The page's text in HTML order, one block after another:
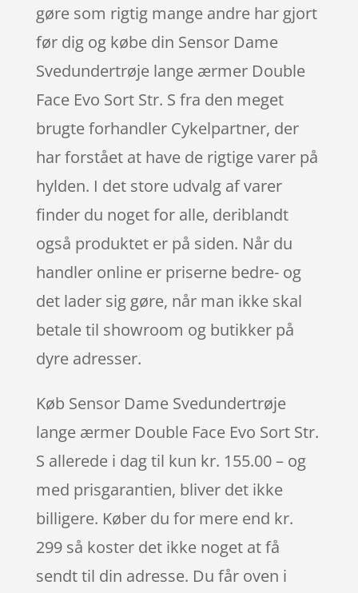
gøre som rigtig mange andre har gjort
før dig og købe din Sensor Dame
Svedundertrøje lange ærmer Double
Face Evo Sort Str. S fra den meget
brugte forhandler Cykelpartner, der
har forstået at have de rigtige varer på
hylden. I det store udvalg af varer
finder du noget for alle, deriblandt
også produktet er på siden. Når du
handler online er priserne bedre- og
det lader sig gøre, når man ikke skal
betale til showroom og butikker på
dyre adresser.
Køb Sensor Dame Svedundertrøje
lange ærmer Double Face Evo Sort Str.
S allerede i dag til kun kr. 155.00 – og
med prisgarantien, bliver det ikke
billigere. Køber du for mere end kr.
299 så koster det ikke noget at få
sendt til din adresse. Du får oven i